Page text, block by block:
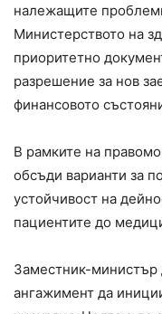
належащите
Министерството на
приоритетно
разрешение за нов
финансовото
В рамките на
обсъди варианти за
устойчивост на
пациентите до
Заместник-
ангажимент да